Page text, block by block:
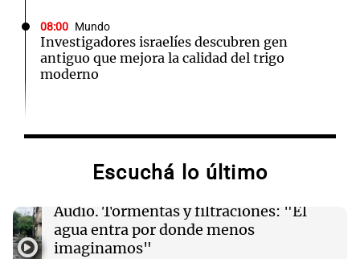
08:00 Mundo
Investigadores israelíes descubren gen
antiguo que mejora la calidad del trigo
moderno
Rusia y Ucrania protagonizan intensos
numerosos heridos
07:04 Sociedad
Despiden a Jorge Messi: Lionel, de regreso en
Rosario para el último adiós a su papá
Escuchá lo último
Audio. Tormentas y filtraciones: "El
agua entra por donde menos
imaginamos"